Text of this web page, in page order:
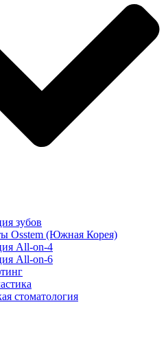
зубов
Osstem (Южная Корея)
All-on-4
All-on-6
стоматология